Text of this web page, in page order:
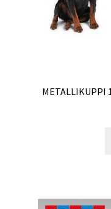
METALLIKUPPI